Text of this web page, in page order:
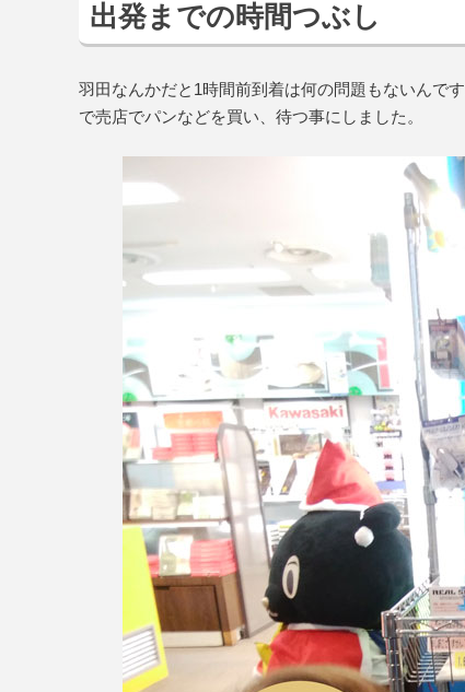
出発までの時間つぶし
羽田なんかだと1時間前到着は何の問題もないんで
で売店でパンなどを買い、待つ事にしました。